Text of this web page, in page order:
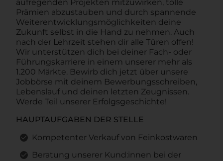
aufregenden Projekten mitzuwirken, tolle
Prämien abzustauben und durch spannende
Weiterentwicklungsmöglichkeiten deine
Zukunft selbst in die Hand zu nehmen. Auch
nach der Lehrzeit stehen dir alle Türen offen!
Wir unterstützen dich bei deiner Fach- oder
Führungskarriere in einem unserer mehr als
1.200 Märkte. Bewirb dich jetzt über unsere
Jobbörse mit deinem Bewerbungsschreiben,
Lebenslauf und deinen letzten Zeugnissen.
Werde Teil unserer Erfolgsgeschichte!
HAUPTAUFGABEN DER STELLE
Kompetenter Verkauf von Feinkostwaren
Beratung unserer Kund:innen bei der